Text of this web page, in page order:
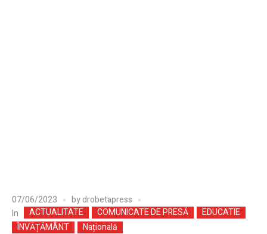
07/06/2023 bydrobetapress
In
ACTUALITATE COMUNICATE DE PRESĂ
EDUCATIE
ÎNVĂȚĂMÂNT
Națională